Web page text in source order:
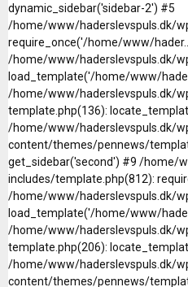
dynamic_sidebar('sidebar-2') #5
/home/www/haderslevspuls.dk/
require_once('/home/www/
/home/www/haderslevspuls.dk/
load_template('/home/www/
/home/www/haderslevspuls.dk/
template.php(136):
/home/www/haderslevspuls.dk/
content/themes/pennews/
get_sidebar('second') #9 /home/
includes/template.php(812):
/home/www/haderslevspuls.dk/
load_template('/home/www/
/home/www/haderslevspuls.dk/
template.php(206):
/home/www/haderslevspuls.dk/
content/themes/pennews/